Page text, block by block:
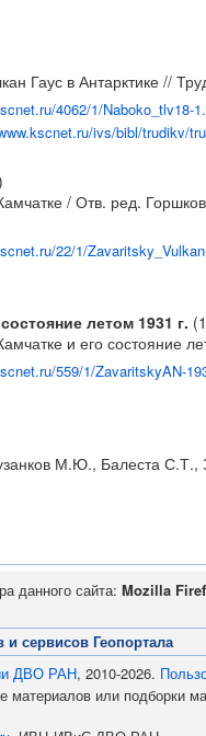
Гаус в Антарктике //
4062/1/Naboko_tlv18-
ivs/bibl/trudikv/
/ Отв. ред.
22/1/
летом 1931 г.
и его
559/1/ZavaritskyAN-
М.Ю., Балеста С.Т.,
данного сайта: Mozilla
сервисов Геопортала
ДВО РАН, 2010-2026.
материалов или подборки